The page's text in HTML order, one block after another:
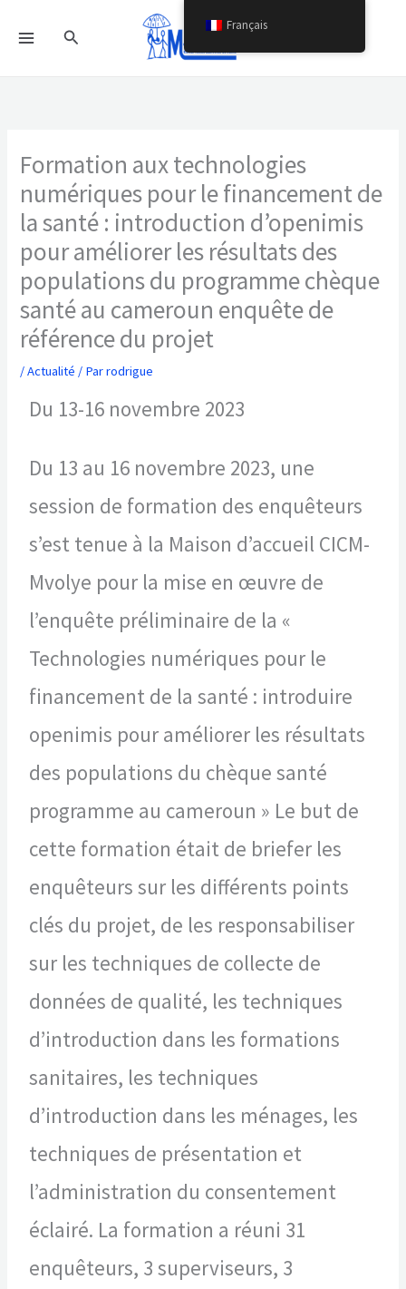
Rechercher
Formation aux technologies
numériques pour le financement de
la santé : introduction d’openimis
pour améliorer les résultats des
populations du programme chèque
santé au cameroun enquête de
référence du projet
/Actualité / Parrodrigue
Du 13-16 novembre 2023
Du 13 au 16 novembre 2023, une
session de formation des enquêteurs
s’est tenue à la Maison d’accueil CICM-
Mvolye pour la mise en œuvre de
l’enquête préliminaire de la «
Technologies numériques pour le
financement de la santé : introduire
openimis pour améliorer les résultats
des populations du chèque santé
programme au cameroun » Le but de
cette formation était de briefer les
enquêteurs sur les différents points
clés du projet, de les responsabiliser
sur les techniques de collecte de
données de qualité, les techniques
d’introduction dans les formations
sanitaires, les techniques
d’introduction dans les ménages, les
techniques de présentation et
l’administration du consentement
éclairé. La formation a réuni 31
enquêteurs, 3 superviseurs, 3
Français